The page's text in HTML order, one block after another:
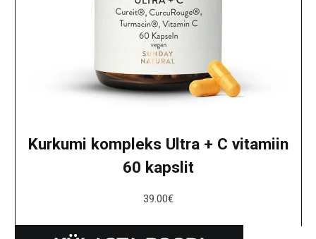
Kurkumi kompleks Ultra + C vitamiin
60 kapslit
39.00€